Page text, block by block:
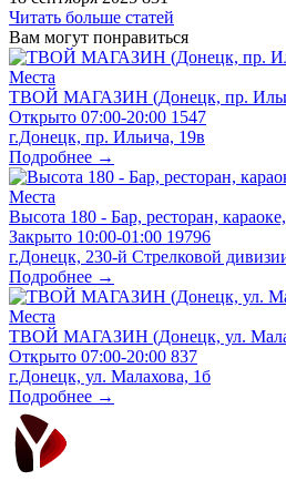
Читать больше статей
Вам могут понравиться
Места
ТВОЙ МАГАЗИН (Донецк, пр.
Открыто 07:00-20:00 1547
г.Донецк, пр. Ильича, 19в
Подробнее →
Места
Высота 180 - Бар, ресторан,
Закрыто 10:00-01:00 19796
г.Донецк, 230-й Стрелковой
Подробнее →
Места
ТВОЙ МАГАЗИН (Донецк, ул.
Открыто 07:00-20:00 837
г.Донецк, ул. Малахова, 1б
Подробнее →